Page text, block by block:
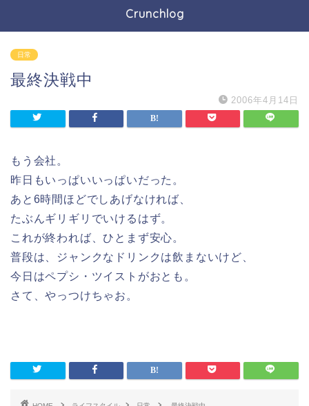
Crunchlog
日常
最終決戦中
2006年4月14日
もう会社。
昨日もいっぱいいっぱいだった。
あと6時間ほどでしあげなければ、
たぶんギリギリでいけるはず。
これが終われば、ひとまず安心。
普段は、ジャンクなドリンクは飲まないけど、
今日はペプシ・ツイストがおとも。
さて、やっつけちゃお。